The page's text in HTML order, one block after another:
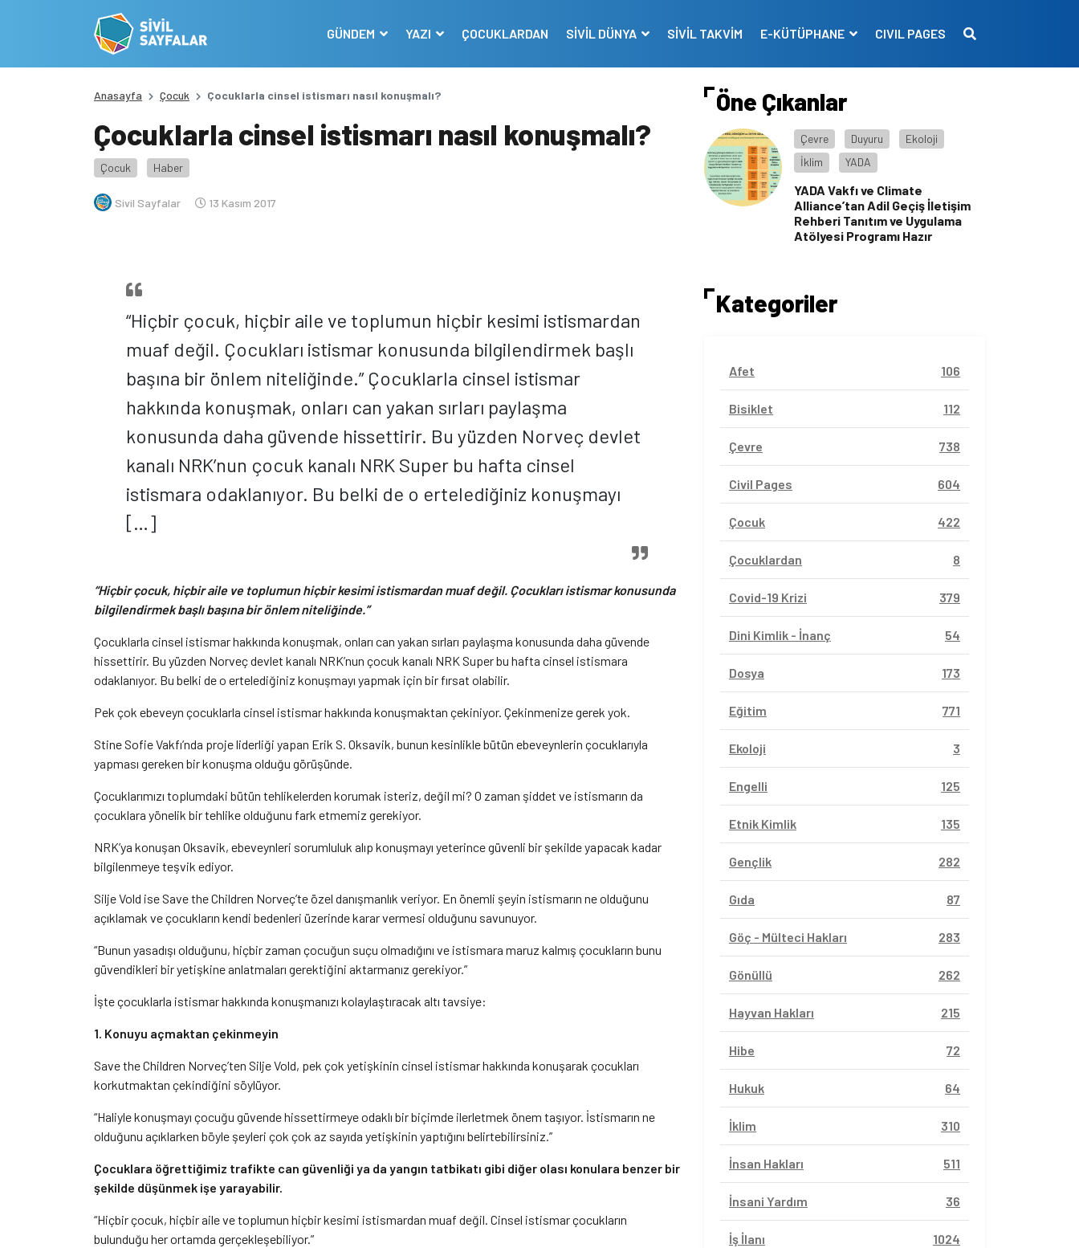
GÜNDEM YAZI ÇOCUKLARDAN SİVİL DÜNYA SİVİL TAKVİM E-KÜTÜPHANE CIVIL PAGES
Anasayfa Çocuk Çocuklarla cinsel istismarı nasıl konuşmalı?
Çocuklarla cinsel istismarı nasıl konuşmalı?
Çocuk Haber
Sivil Sayfalar 13 Kasım 2017
“Hiçbir çocuk, hiçbir aile ve toplumun hiçbir kesimi istismardan
muaf değil. Çocukları istismar konusunda bilgilendirmek başlı
başına bir önlem niteliğinde.” Çocuklarla cinsel istismar
hakkında konuşmak, onları can yakan sırları paylaşma
konusunda daha güvende hissettirir. Bu yüzden Norveç devlet
kanalı NRK’nun çocuk kanalı NRK Super bu hafta cinsel
istismara odaklanıyor. Bu belki de o ertelediğiniz konuşmayı
[…]
“Hiçbir çocuk, hiçbir aile ve toplumun hiçbir kesimi istismardan muaf değil. Çocukları istismar konusunda
bilgilendirmek başlı başına bir önlem niteliğinde.”
Çocuklarla cinsel istismar hakkında konuşmak, onları can yakan sırları paylaşma konusunda daha güvende
hissettirir. Bu yüzden Norveç devlet kanalı NRK’nun çocuk kanalı NRK Super bu hafta cinsel istismara
odaklanıyor. Bu belki de o ertelediğiniz konuşmayı yapmak için bir fırsat olabilir.
Pek çok ebeveyn çocuklarla cinsel istismar hakkında konuşmaktan çekiniyor. Çekinmenize gerek yok.
Stine Sofie Vakfı’nda proje liderliği yapan Erik S. Oksavik, bunun kesinlikle bütün ebeveynlerin çocuklarıyla
yapması gereken bir konuşma olduğu görüşünde.
Çocuklarımızı toplumdaki bütün tehlikelerden korumak isteriz, değil mi? O zaman şiddet ve istismarın da
çocuklara yönelik bir tehlike olduğunu fark etmemiz gerekiyor.
NRK’ya konuşan Oksavik, ebeveynleri sorumluluk alıp konuşmayı yeterince güvenli bir şekilde yapacak kadar
bilgilenmeye teşvik ediyor.
Silje Vold ise Save the Children Norveç’te özel danışmanlık veriyor. En önemli şeyin istismarın ne olduğunu
açıklamak ve çocukların kendi bedenleri üzerinde karar vermesi olduğunu savunuyor.
“Bunun yasadışı olduğunu, hiçbir zaman çocuğun suçu olmadığını ve istismara maruz kalmış çocukların bunu
güvendikleri bir yetişkine anlatmaları gerektiğini aktarmanız gerekiyor.”
İşte çocuklarla istismar hakkında konuşmanızı kolaylaştıracak altı tavsiye:
1. Konuyu açmaktan çekinmeyin
Save the Children Norveç’ten Silje Vold, pek çok yetişkinin cinsel istismar hakkında konuşarak çocukları
korkutmaktan çekindiğini söylüyor.
“Haliyle konuşmayı çocuğu güvende hissettirmeye odaklı bir biçimde ilerletmek önem taşıyor. İstismarın ne
olduğunu açıklarken böyle şeyleri çok çok az sayıda yetişkinin yaptığını belirtebilirsiniz.”
Çocuklara öğrettiğimiz trafikte can güvenliği ya da yangın tatbikatı gibi diğer olası konulara benzer bir
şekilde düşünmek işe yarayabilir.
“Hiçbir çocuk, hiçbir aile ve toplumun hiçbir kesimi istismardan muaf değil. Cinsel istismar çocukların
bulunduğu her ortamda gerçekleşebiliyor.”
Öne Çıkanlar
Çevre Duyuru
Ekoloji
İklim
YADA
YADA Vakfı ve Climate
Alliance’tan Adil Geçiş İletişim
Rehberi Tanıtım ve Uygulama
Atölyesi Programı Hazır
Kategoriler
Afet 106
Bisiklet 112
Çevre 738
Civil Pages 604
Çocuk 422
Çocuklardan 8
Covid-19 Krizi 379
Dini Kimlik - İnanç 54
Dosya 173
Eğitim 771
Ekoloji 3
Engelli 125
Etnik Kimlik 135
Gençlik 282
Gıda 87
Göç - Mülteci Hakları 283
Gönüllü 262
Hayvan Hakları 215
Hibe 72
Hukuk 64
İklim 310
İnsan Hakları 511
İnsani Yardım 36
İş İlanı 1024